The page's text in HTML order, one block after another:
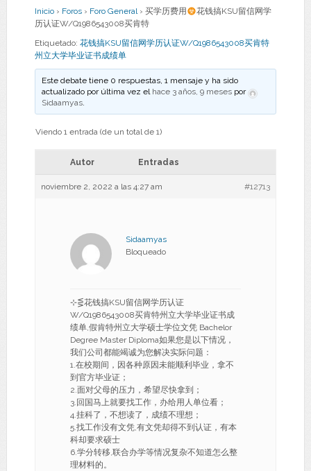
Inicio › Foros › Foro General › 买学历费用
花钱搞KSU留信网学
历认证W/Q1986543008买肯特
Etiquetado: 花钱搞KSU留信网学历认证W/Q1986543008买肯特
州立大学毕业证书成绩单
Este debate tiene 0 respuestas, 1 mensaje y ha sido
actualizado por última vez el hace 3 años, 9 meses por
Sidaamyas.
Viendo 1 entrada (de un total de 1)
Autor Entradas
noviembre 2, 2022 a las 4:27 am #12713
Sidaamyas
Bloqueado
⊹⋚花钱搞KSU留信网学历认证
W/Q1986543008买肯特州立大学毕业证书成
绩单,假肯特州立大学硕士学位文凭 Bachelor
Degree Master Diploma如果您是以下情况，
我们公司都能竭诚为您解决实际问题：
1.在校期间，因各种原因未能顺利毕业，拿不
到官方毕业证；
2.面对父母的压力，希望尽快拿到；
3.回国马上就要找工作，办给用人单位看；
4.挂科了，不想读了，成绩不理想；
5.找工作没有文凭,有文凭却得不到认证，有本
科却要求硕士
6.学分转移,联合办学等情况复杂不知道怎么整
理材料的。